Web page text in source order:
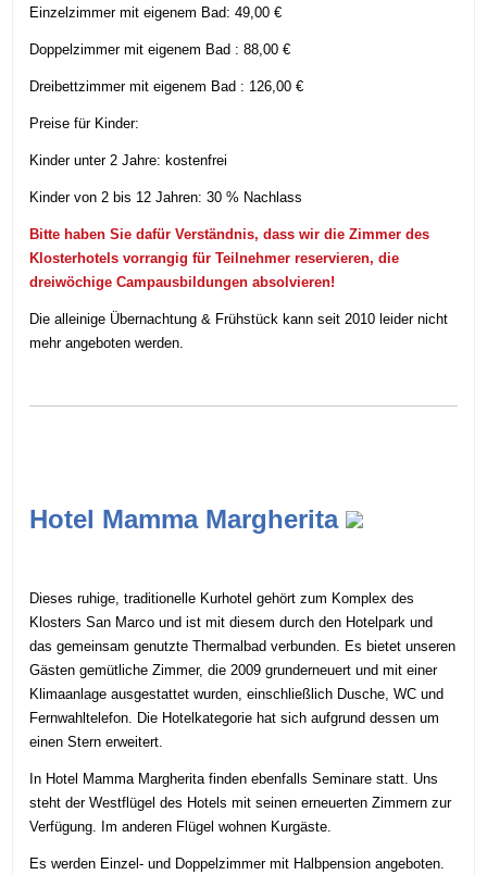
Einzelzimmer mit eigenem Bad: 49,00 €
Doppelzimmer mit eigenem Bad : 88,00 €
Dreibettzimmer mit eigenem Bad : 126,00 €
Preise für Kinder:
Kinder unter 2 Jahre: kostenfrei
Kinder von 2 bis 12 Jahren: 30 % Nachlass
Bitte haben Sie dafür Verständnis, dass wir die Zimmer des
Klosterhotelsvorrangigfür Teilnehmerreservieren, die
dreiwöchige Campausbildungen absolvieren!
Die alleinige Übernachtung & Frühstück kann seit 2010 leider nicht
mehr angeboten werden.
Hotel Mamma Margherita
Dieses ruhige, traditionelle Kurhotel gehört zum Komplex des
Klosters San Marco und ist mit diesem durch den Hotelpark und
das gemeinsam genutzte Thermalbad verbunden. Es bietet unseren
Gästen gemütliche Zimmer, die 2009 grunderneuert und mit einer
Klimaanlage ausgestattet wurden, einschließlich Dusche, WC und
Fernwahltelefon. Die Hotelkategorie hat sich aufgrund dessen um
einen Stern erweitert.
In Hotel Mamma Margherita finden ebenfalls Seminare statt. Uns
steht der Westflügel des Hotels mit seinen erneuerten Zimmern zur
Verfügung. Im anderen Flügel wohnen Kurgäste.
Es werden Einzel- und Doppelzimmer mit Halbpension angeboten.